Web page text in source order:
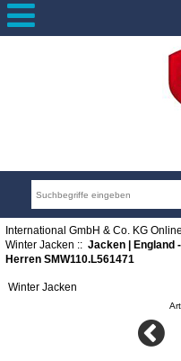
International GmbH & Co. KG
Winter Jacken :: Jacken | England
Herren SMW110.L561471
Winter Jacken